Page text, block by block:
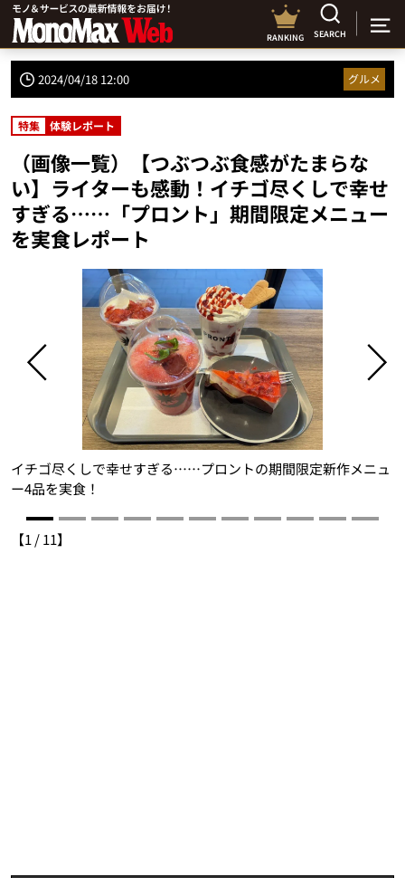
RANKING SEARCH
2024/04/18 12:00 グルメ
特集 体験レポート
（画像一覧）【つぶつぶ食感がたまらな
い】ライターも感動！イチゴ尽くしで幸せ
すぎる……「プロント」期間限定メニュー
を実食レポート
イチゴ尽くしで幸せすぎる……プロントの期間限定新作メニュ
ー4品を実食！
【1 /11】